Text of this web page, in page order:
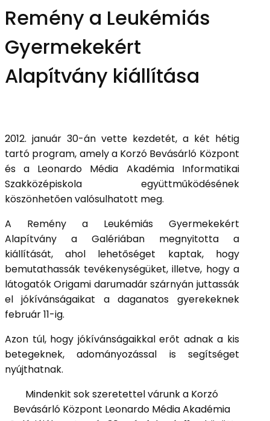
Remény a Leukémiás
Gyermekekért
Alapítvány kiállítása
2012. január 30-án vette kezdetét, a két hétig
tartó program, amely a Korzó Bevásárló Központ
és a Leonardo Média Akadémia Informatikai
Szakközépiskola együttműködésének
köszönhetően valósulhatott meg.
A Remény a Leukémiás Gyermekekért
Alapítvány a Galériában megnyitotta a
kiállítását, ahol lehetőséget kaptak, hogy
bemutathassák tevékenységüket, illetve, hogy a
látogatók Origami darumadár szárnyán juttassák
el jókívánságaikat a daganatos gyerekeknek
február 11-ig.
Azon túl, hogy jókívánságaikkal erőt adnak a kis
betegeknek, adományozással is segítséget
nyújthatnak.
Mindenkit sok szeretettel várunk a Korzó
Bevásárló Központ Leonardo Média Akadémia